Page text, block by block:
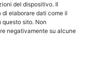
del dispositivo. Il
elaborare dati come il
sito. Non
negativamente su alcune
Essere per
alla Quinta